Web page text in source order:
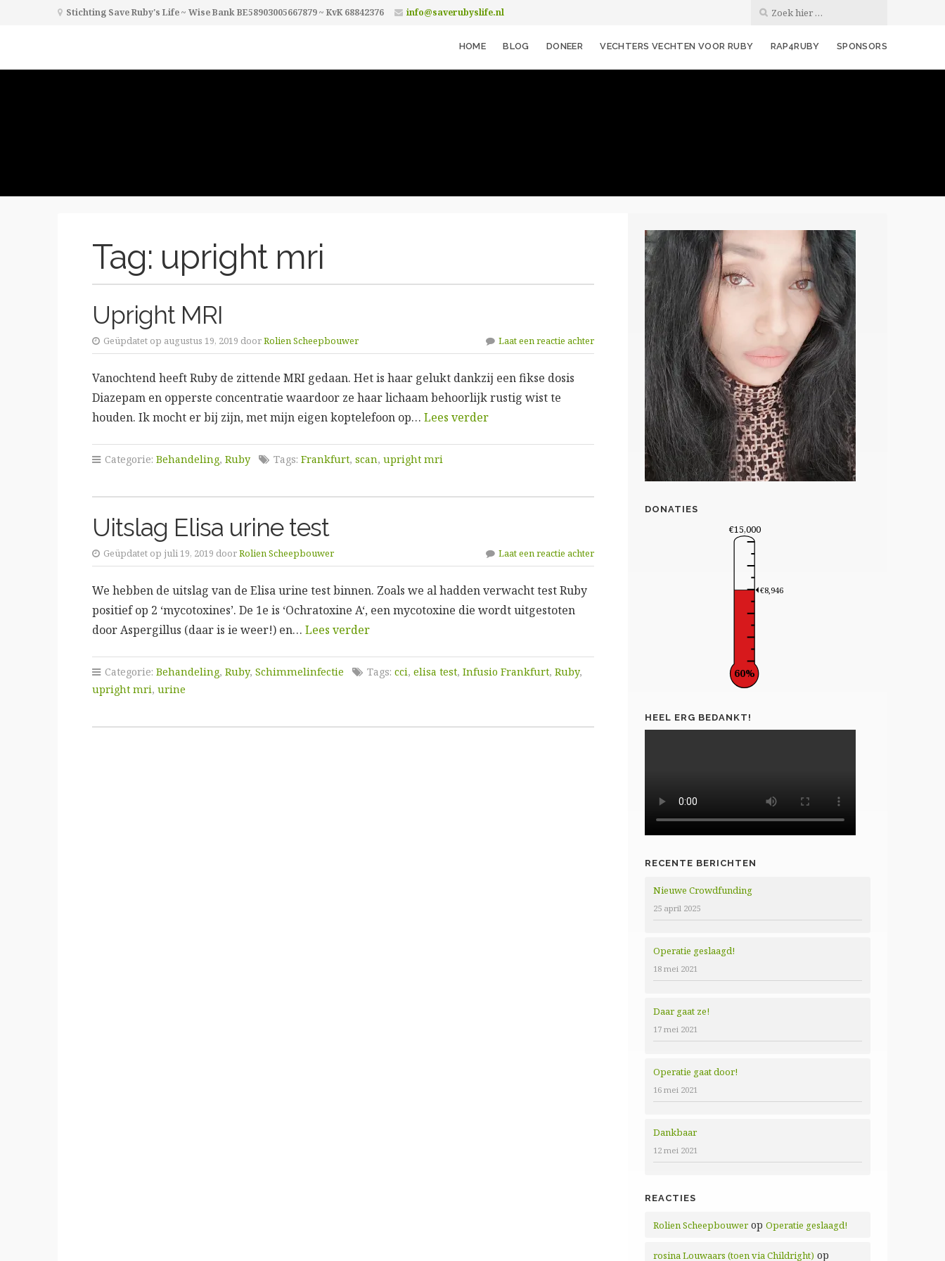
Stichting Save Ruby's Life ~ Wise Bank BE58903005667879 ~ KvK 68842376 info@saverubyslife.nl
HOME BLOG DONEER VECHTERS VECHTEN VOOR RUBY RAP4RUBY SPONSORS
Tag: upright mri
Upright MRI
Geüpdatet op augustus 19, 2019 doorRolien Scheepbouwer Laat een reactie achter
Vanochtend heeft Ruby de zittende MRI gedaan. Het is haar gelukt dankzij een fikse dosis
Diazepam en opperste concentratie waardoor ze haar lichaam behoorlijk rustig wist te
houden. Ik mocht er bij zijn, met mijn eigen koptelefoon op… Lees verder
Categorie: Behandeling, Ruby Tags: Frankfurt, scan, upright mri
Uitslag Elisa urine test
Geüpdatet op juli 19, 2019 doorRolien Scheepbouwer Laat een reactie achter
We hebben de uitslag van de Elisa urine test binnen. Zoals we al hadden verwacht test Ruby
positief op 2 ‘mycotoxines’. De 1e is ‘Ochratoxine A‘, een mycotoxine die wordt uitgestoten
door Aspergillus (daar is ie weer!) en… Lees verder
Categorie: Behandeling, Ruby, Schimmelinfectie Tags: cci, elisa test, Infusio Frankfurt, Ruby,
upright mri, urine
DONATIES
€15,000
€8,946
60%
HEEL ERG BEDANKT!
RECENTE BERICHTEN
Nieuwe Crowdfunding
25 april 2025
Operatie geslaagd!
18 mei 2021
Daar gaat ze!
17 mei 2021
Operatie gaat door!
16 mei 2021
Dankbaar
12 mei 2021
REACTIES
Rolien Scheepbouwer opOperatie geslaagd!
rosina Louwaars (toen via Childright) op